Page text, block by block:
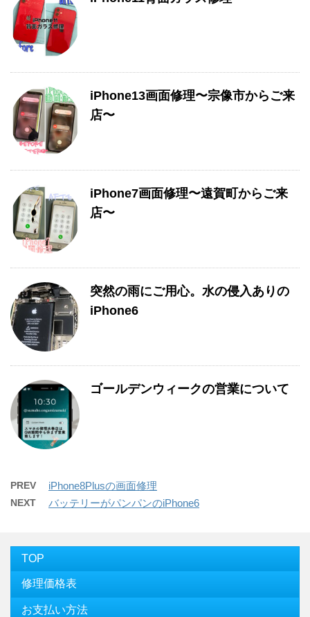
iPhone13画面修理〜宗像市からご来
店〜
iPhone7画面修理〜遠賀町からご来
店〜
突然の雨にご用心。水の侵入ありの
iPhone6
ゴールデンウィークの営業について
PREV iPhone8Plusの画面修理
NEXT バッテリーがパンパンのiPhone6
TOP
修理価格表
お支払い方法